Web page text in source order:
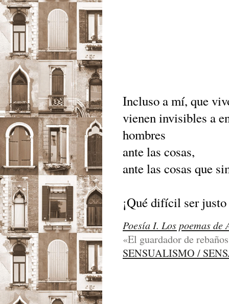
Incluso a mí, que
vienen invisibles a
hombres
ante las cosas,
ante las cosas que
¡Qué difícil ser
Poesía I. Los poemas
«El guardador de
SENSUALISMO /